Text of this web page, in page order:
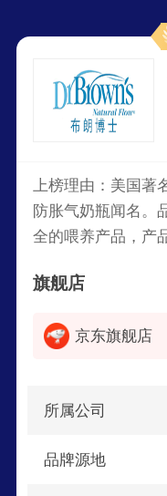
上榜理由：美国
防胀气奶瓶闻名。
全的喂养产品，产
独特，采用专利的
旗舰店
京东旗舰店
所属公司
品牌源地